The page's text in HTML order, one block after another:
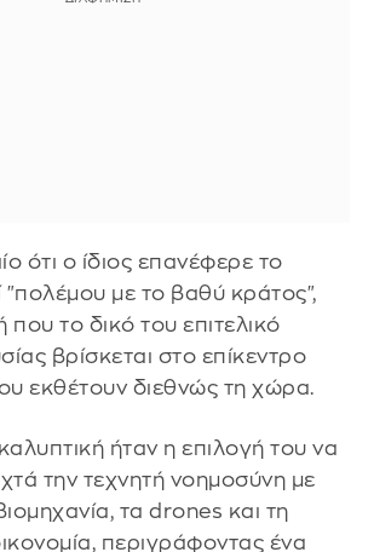
ότι ο ίδιος επανέφερε το
με το βαθύ κράτος",
που το δικό του επιτελικό
βρίσκεται στο επίκεντρο
εκθέτουν διεθνώς τη χώρα.
ήταν η επιλογή του να
την τεχνητή νοημοσύνη με
τα drones και τη
περιγράφοντας ένα